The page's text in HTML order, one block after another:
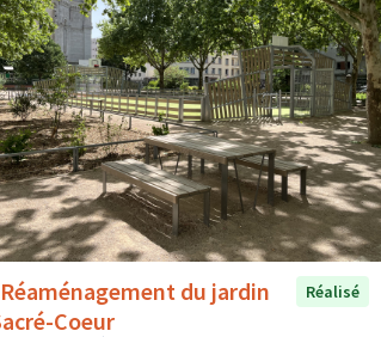
du jardin
Coeur
Réalisé